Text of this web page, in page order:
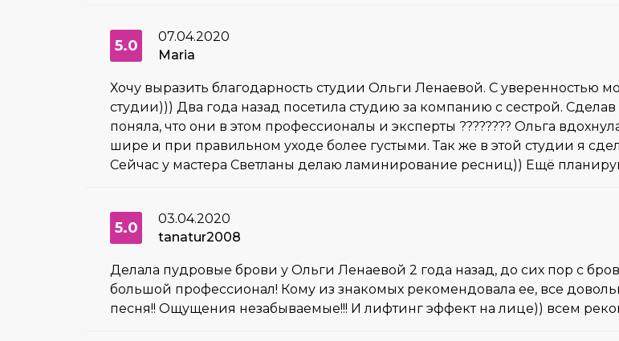
5.0
07.04.2020
Maria
Хочу выразить благодарность студии Ольги Ленаевой. С уверенностью
студии))) Два года назад посетила студию за компанию с сестрой.
поняла, что они в этом профессионалы и эксперты ???????? Ольга
шире и при правильном уходе более густыми. Так же в этой студии я
Сейчас у мастера Светланы делаю ламинирование ресниц)) Ещё
5.0
03.04.2020
tanatur2008
Делала пудровые брови у Ольги Ленаевой 2 года назад, до сих пор с
большой профессионал! Кому из знакомых рекомендовала ее, все
песня!! Ощущения незабываемые!!! И лифтинг эффект на лице)) всем